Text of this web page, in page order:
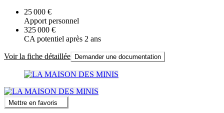
25 000 €
Apport personnel
325 000 €
CA potentiel après 2 ans
Voir la fiche détaillée Demander une documentation
Mettre en favoris